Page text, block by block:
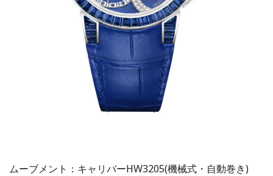
ムーブメント：キャリバーHW3205(機械式・自動巻き)